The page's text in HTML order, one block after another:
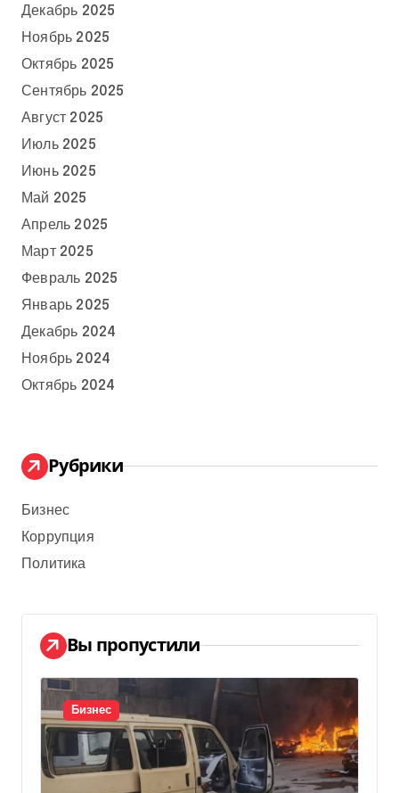
Декабрь 2025
Ноябрь 2025
Октябрь 2025
Сентябрь 2025
Август 2025
Июль 2025
Июнь 2025
Май 2025
Апрель 2025
Март 2025
Февраль 2025
Январь 2025
Декабрь 2024
Ноябрь 2024
Октябрь 2024
Рубрики
Бизнес
Коррупция
Политика
Вы пропустили
Бизнес